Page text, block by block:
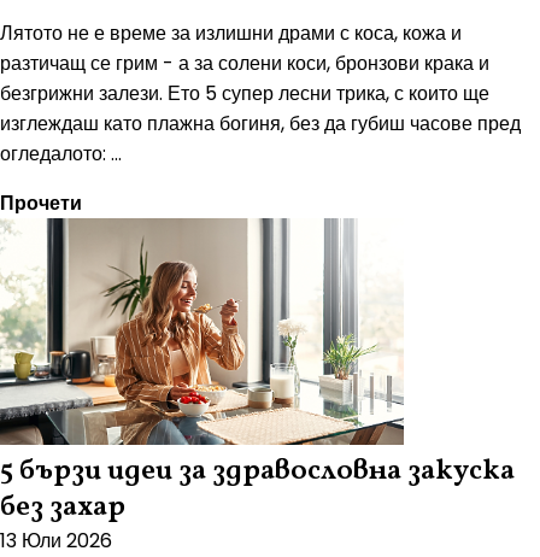
Лятото не е време за излишни драми с коса, кожа и
разтичащ се грим - а за солени коси, бронзови крака и
безгрижни залези. Ето 5 супер лесни трика, с които ще
изглеждаш като плажна богиня, без да губиш часове пред
огледалото: ...
Прочети
5 бързи идеи за здравословна закуска
без захар
13 Юли 2026